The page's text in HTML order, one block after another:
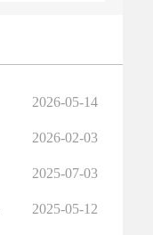
2026-05-14
2026-02-03
2025-07-03
2025-05-12